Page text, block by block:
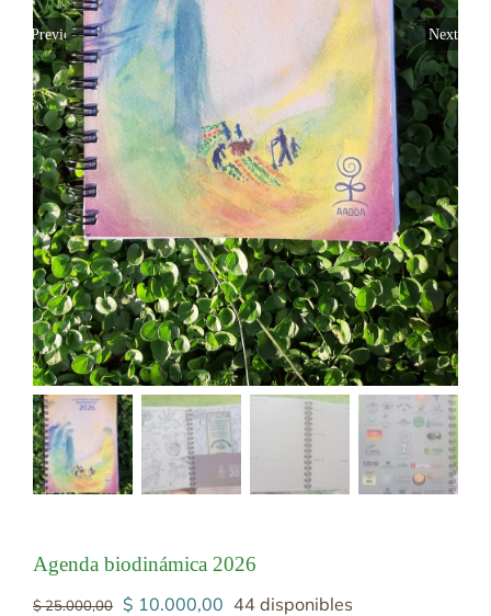
Previous Next
Agenda biodinámica 2026
$25.000,00
El
$ 10.000,00 El44 disponibles